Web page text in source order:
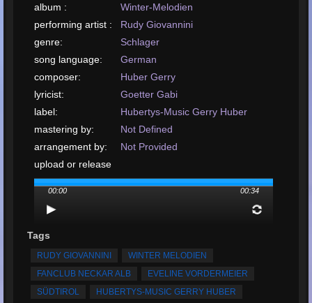
album :
Winter-Melodien
performing artist :
Rudy Giovannini
genre:
Schlager
song language:
German
composer:
Huber Gerry
lyricist:
Goetter Gabi
label:
Hubertys-Music Gerry Huber
mastering by:
Not Defined
arrangement by:
Not Provided
upload or release
date:
November, 2017
Total Times
Played:
Total Times Rated:
Average Rating:
4.89
00:00 00:34
Tags
RUDY GIOVANNINI
WINTER MELODIEN
FANCLUB NECKAR ALB
EVELINE VORDERMEIER
SÜDTIROL
HUBERTYS-MUSIC GERRY HUBER